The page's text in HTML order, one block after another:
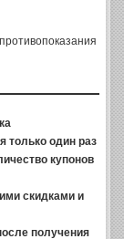
только один раз
купонов
скидками и
получения